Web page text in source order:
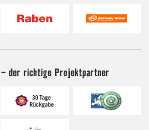
- der richtige Projektpartner